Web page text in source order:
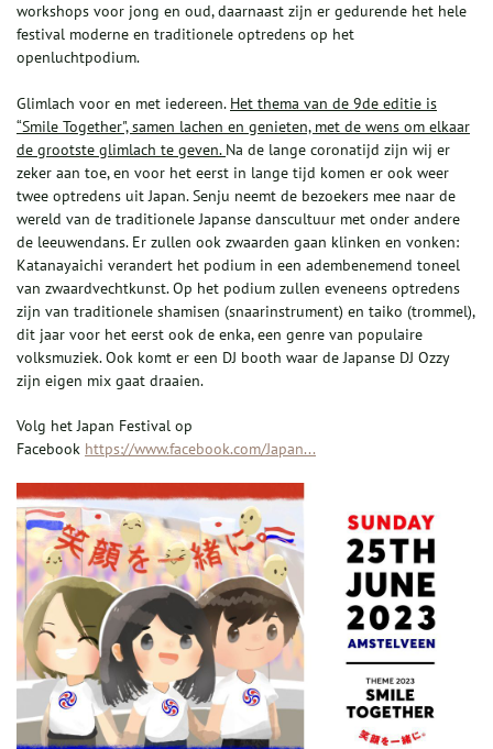
workshops voor jong en oud, daarnaast zijn er gedurende het hele
festival moderne en traditionele optredens op het
openluchtpodium.
Glimlach voor en met iedereen. Het thema van de 9de editie is
“Smile Together", samen lachen en genieten, met de wens om elkaar
de grootste glimlach te geven. Na de lange coronatijd zijn wij er
zeker aan toe, en voor het eerst in lange tijd komen er ook weer
twee optredens uit Japan. Senju neemt de bezoekers mee naar de
wereld van de traditionele Japanse danscultuur met onder andere
de leeuwendans. Er zullen ook zwaarden gaan klinken en vonken:
Katanayaichi verandert het podium in een adembenemend toneel
van zwaardvechtkunst. Op het podium zullen eveneens optredens
zijn van traditionele shamisen (snaarinstrument) en taiko (trommel),
dit jaar voor het eerst ook de enka, een genre van populaire
volksmuziek. Ook komt er een DJ booth waar de Japanse DJ Ozzy
zijn eigen mix gaat draaien.
Volg het Japan Festival op
Facebook https://www.facebook.com/Japan...